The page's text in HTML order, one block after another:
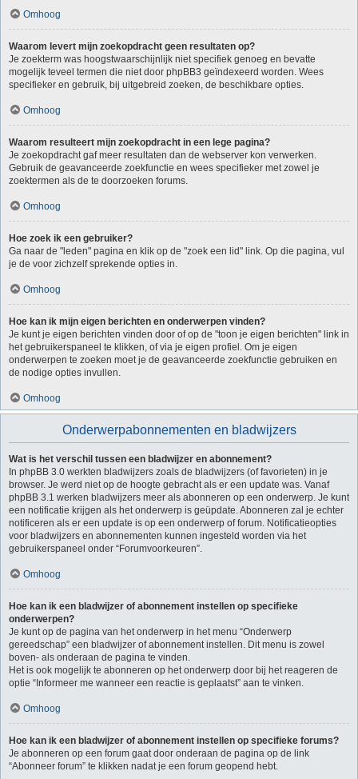
Omhoog
Waarom levert mijn zoekopdracht geen resultaten op?
Je zoekterm was hoogstwaarschijnlijk niet specifiek genoeg en bevatte
mogelijk teveel termen die niet door phpBB3 geïndexeerd worden. Wees
specifieker en gebruik, bij uitgebreid zoeken, de beschikbare opties.
Omhoog
Waarom resulteert mijn zoekopdracht in een lege pagina?
Je zoekopdracht gaf meer resultaten dan de webserver kon verwerken.
Gebruik de geavanceerde zoekfunctie en wees specifieker met zowel je
zoektermen als de te doorzoeken forums.
Omhoog
Hoe zoek ik een gebruiker?
Ga naar de "leden" pagina en klik op de "zoek een lid" link. Op die pagina, vul
je de voor zichzelf sprekende opties in.
Omhoog
Hoe kan ik mijn eigen berichten en onderwerpen vinden?
Je kunt je eigen berichten vinden door of op de "toon je eigen berichten" link in
het gebruikerspaneel te klikken, of via je eigen profiel. Om je eigen
onderwerpen te zoeken moet je de geavanceerde zoekfunctie gebruiken en
de nodige opties invullen.
Omhoog
Onderwerpabonnementen en bladwijzers
Wat is het verschil tussen een bladwijzer en abonnement?
In phpBB 3.0 werkten bladwijzers zoals de bladwijzers (of favorieten) in je
browser. Je werd niet op de hoogte gebracht als er een update was. Vanaf
phpBB 3.1 werken bladwijzers meer als abonneren op een onderwerp. Je kunt
een notificatie krijgen als het onderwerp is geüpdate. Abonneren zal je echter
notificeren als er een update is op een onderwerp of forum. Notificatieopties
voor bladwijzers en abonnementen kunnen ingesteld worden via het
gebruikerspaneel onder “Forumvoorkeuren”.
Omhoog
Hoe kan ik een bladwijzer of abonnement instellen op specifieke
onderwerpen?
Je kunt op de pagina van het onderwerp in het menu “Onderwerp
gereedschap” een bladwijzer of abonnement instellen. Dit menu is zowel
boven- als onderaan de pagina te vinden.
Het is ook mogelijk te abonneren op het onderwerp door bij het reageren de
optie “Informeer me wanneer een reactie is geplaatst” aan te vinken.
Omhoog
Hoe kan ik een bladwijzer of abonnement instellen op specifieke forums?
Je abonneren op een forum gaat door onderaan de pagina op de link
“Abonneer forum” te klikken nadat je een forum geopend hebt.